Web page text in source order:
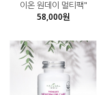
이온 원데이 멀티팩"
58,000원